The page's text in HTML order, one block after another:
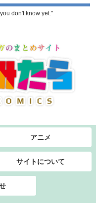
don't know yet."
アニメ
サイトについて